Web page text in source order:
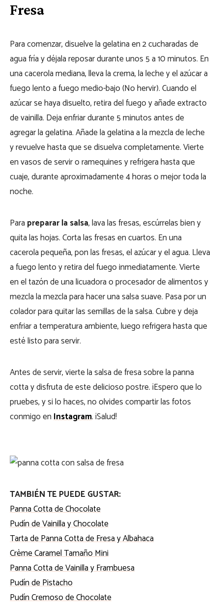
Fresa
Para comenzar, disuelve la gelatina en 2 cucharadas de
agua fría y déjala reposar durante unos 5 a 10 minutos. En
una cacerola mediana, lleva la crema, la leche y el azúcar a
fuego lento a fuego medio-bajo (No hervir). Cuando el
azúcar se haya disuelto, retira del fuego y añade extracto
de vainilla. Deja enfriar durante 5 minutos antes de
agregar la gelatina. Añade la gelatina a la mezcla de leche
y revuelve hasta que se disuelva completamente. Vierte
en vasos de servir o ramequines y refrigera hasta que
cuaje, durante aproximadamente 4 horas o mejor toda la
noche.
Para preparar la salsa, lava las fresas, escúrrelas bien y
quita las hojas. Corta las fresas en cuartos. En una
cacerola pequeña, pon las fresas, el azúcar y el agua. Lleva
a fuego lento y retira del fuego inmediatamente. Vierte
en el tazón de una licuadora o procesador de alimentos y
mezcla la mezcla para hacer una salsa suave. Pasa por un
colador para quitar las semillas de la salsa. Cubre y deja
enfriar a temperatura ambiente, luego refrigera hasta que
esté listo para servir.
Antes de servir, vierte la salsa de fresa sobre la panna
cotta y disfruta de este delicioso postre. ¡Espero que lo
pruebes, y si lo haces, no olvides compartir las fotos
conmigo enInstagram. ¡Salud!
TAMBIÉN TE PUEDE GUSTAR:
Panna Cotta de Chocolate
Pudín de Vainilla y Chocolate
Tarta de Panna Cotta de Fresa y Albahaca
Crème Caramel Tamaño Mini
Panna Cotta de Vainilla y Frambuesa
Pudín de Pistacho
Pudín Cremoso de Chocolate